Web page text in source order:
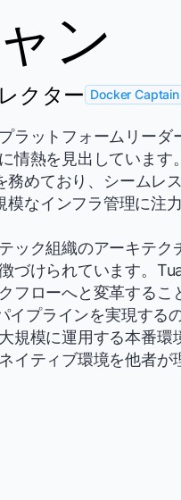
ン
クター Docker Captain
ラットフォームリーダ
情熱を見出しています
めており、シームレ
なインフラ管理に注力
ク組織のアーキテク
づけられています。
ローへと変革するこ
イプラインを実現する
規模に運用する本番環
イティブ環境を他者が